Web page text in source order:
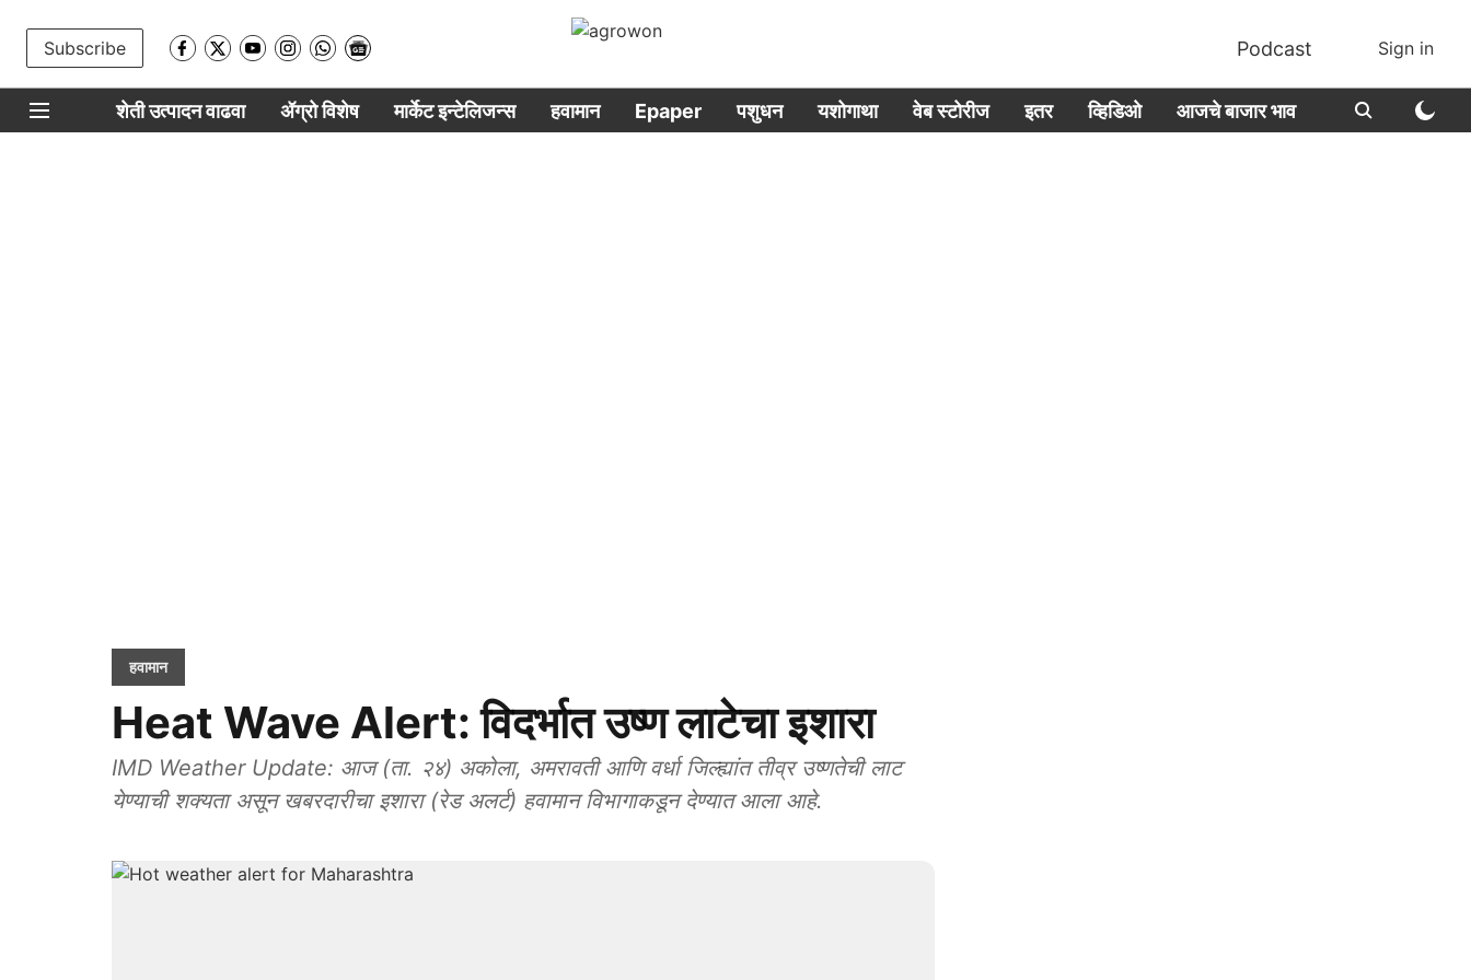
Subscribe Podcast Sign in
शेती उत्पादन वाढवा ॲग्रो विशेष मार्केट इन्टेलिजन्स हवामान Epaper पशुधन यशोगाथा वेब स्टोरीज इतर व्हिडिओ आजचे बाजार भाव
हवामान
Heat Wave Alert: विदर्भात उष्ण लाटेचा इशारा
IMD Weather Update: आज (ता. २४) अकोला, अमरावती आणि वर्धा जिल्ह्यांत तीव्र उष्णतेची लाट
येण्याची शक्यता असून खबरदारीचा इशारा (रेड अलर्ट) हवामान विभागाकडून देण्यात आला आहे.